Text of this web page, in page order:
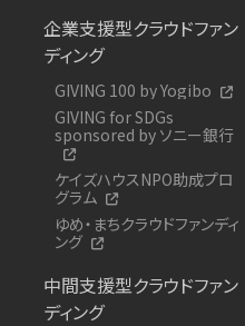
企業支援型クラウドファン
ディング
GIVING 100 by Yogibo
GIVING for SDGs
sponsored by ソニー銀行
ケイズハウスNPO助成プロ
グラム
ゆめ・まちクラウドファンディ
ング
中間支援型クラウドファン
ディング